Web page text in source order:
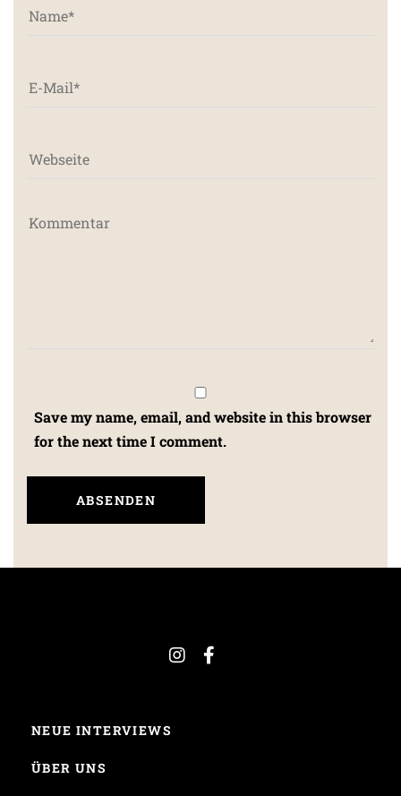
Save my name, email, and website in this browser
for the next time I comment.
NEUE INTERVIEWS
ÜBER UNS